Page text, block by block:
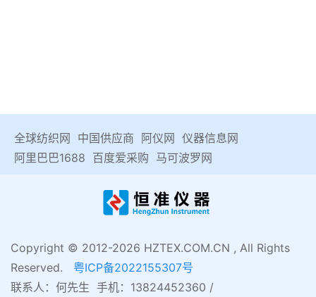
全球纺织网 中国供应商 阿仪网 仪器信息网
阿里巴巴1688 百度爱采购 马可波罗网
Copyright © 2012-2026 HZTEX.COM.CN , All Rights
Reserved. 粤ICP备2022155307号
联系人：何先生 手机：13824452360 /